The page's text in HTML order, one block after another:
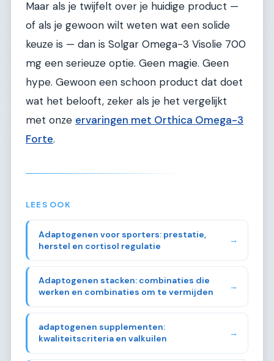
Maar als je twijfelt over je huidige product —
of als je gewoon wilt weten wat een solide
keuze is — dan is Solgar Omega-3 Visolie 700
mg een serieuze optie. Geen magie. Geen
hype. Gewoon een schoon product dat doet
wat het belooft, zeker als je het vergelijkt
met onze ervaringen met Orthica Omega-3
Forte.
LEES OOK
Adaptogenen voor sporters: prestatie,
herstel en cortisol regulatie
→
Adaptogenen stacken: combinaties die
werken en combinaties om te vermijden
→
adaptogenen supplementen:
kwaliteitscriteria en valkuilen
→